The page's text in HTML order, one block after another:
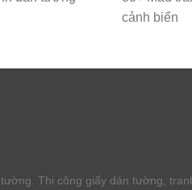
cảnh biển
Thi công giấy dán tường,